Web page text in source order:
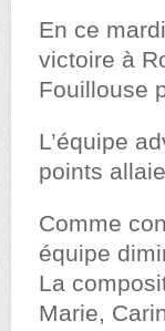
En ce
victoire à
Fouillouse
L’équipe
points
Comme
équipe
La
Marie,